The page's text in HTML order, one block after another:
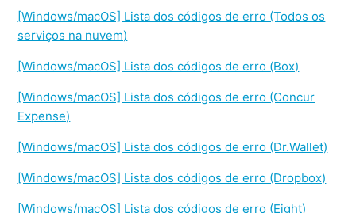
[Windows/macOS] Lista dos códigos de erro (Todos os
serviços na nuvem)
[Windows/macOS] Lista dos códigos de erro (Box)
[Windows/macOS] Lista dos códigos de erro (Concur
Expense)
[Windows/macOS] Lista dos códigos de erro (Dr.Wallet)
[Windows/macOS] Lista dos códigos de erro (Dropbox)
[Windows/macOS] Lista dos códigos de erro (Eight)